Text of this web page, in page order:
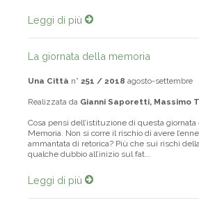
Leggi di più
La giornata della memoria
Una Città n° 251 / 2018 agosto-settembre
Realizzata da Gianni Saporetti, Massimo
Cosa pensi dell’istituzione di questa
Memoria. Non si corre il rischio di avere
ammantata di retorica? Più che sui rischi
qualche dubbio all’inizio sul fat...
Leggi di più